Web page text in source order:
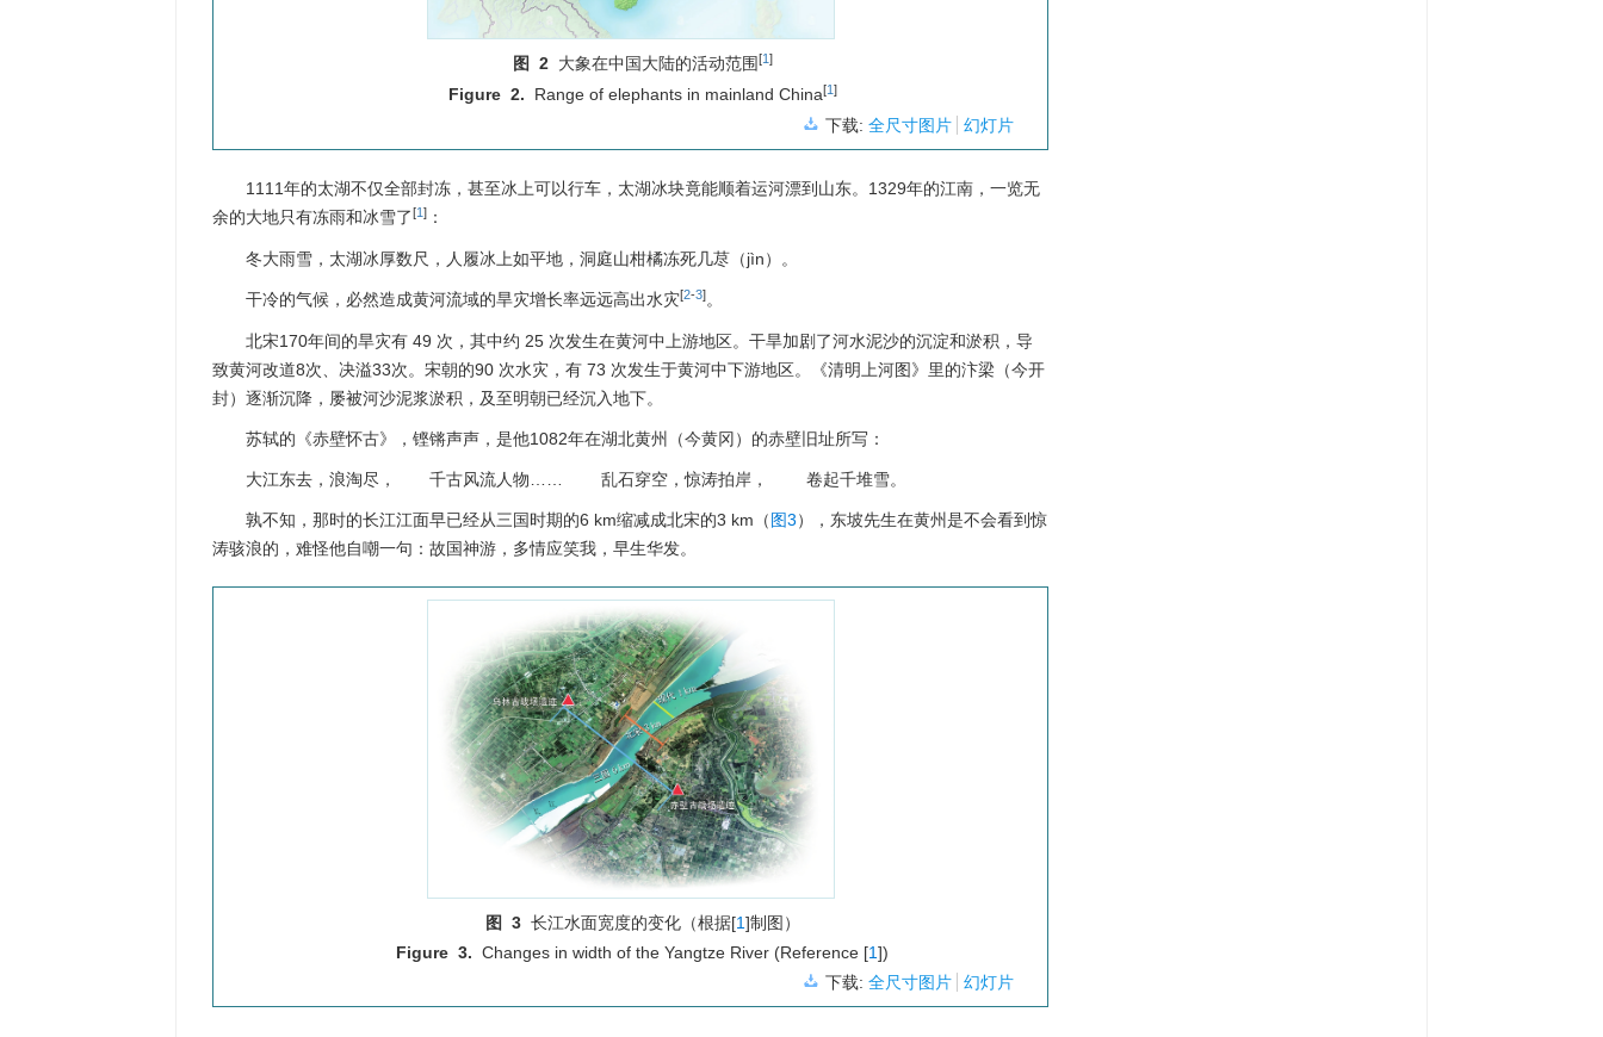
图 2 大象在中国大陆的活动范围[1]
Figure 2. Range of elephants in mainland China[1]
下载:全尺寸图片 幻灯片
1111年的太湖不仅全部封冻，甚至冰上可以行车，太湖冰块竟能顺着运河漂到山东。1329年的江南，一览无
余的大地只有冻雨和冰雪了[1] ：
冬大雨雪，太湖冰厚数尺，人履冰上如平地，洞庭山柑橘冻死几荩（jìn）。
干冷的气候，必然造成黄河流域的旱灾增长率远远高出水灾[2-3]。
北宋170年间的旱灾有 49 次，其中约 25 次发生在黄河中上游地区。干旱加剧了河水泥沙的沉淀和淤积，导
致黄河改道8次、决溢33次。宋朝的90 次水灾，有 73 次发生于黄河中下游地区。《清明上河图》里的汴梁（今开
封）逐渐沉降，屡被河沙泥浆淤积，及至明朝已经沉入地下。
苏轼的《赤壁怀古》，铿锵声声，是他1082年在湖北黄州（今黄冈）的赤壁旧址所写：
大江东去，浪淘尽， 千古风流人物…… 乱石穿空，惊涛拍岸， 卷起千堆雪。
孰不知，那时的长江江面早已经从三国时期的6 km缩减成北宋的3 km（图3），东坡先生在黄州是不会看到惊
涛骇浪的，难怪他自嘲一句：故国神游，多情应笑我，早生华发。
图 3 长江水面宽度的变化（根据[1]制图）
Figure 3. Changes in width of the Yangtze River (Reference [1])
下载:全尺寸图片 幻灯片